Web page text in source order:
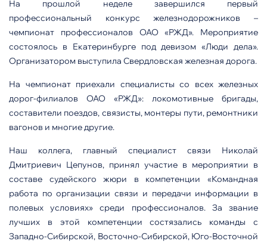
На прошлой неделе завершился первый
профессиональный конкурс железнодорожников –
чемпионат профессионалов ОАО «РЖД». Мероприятие
состоялось в Екатеринбурге под девизом «Люди дела».
Организатором выступила Свердловская железная дорога.
На чемпионат приехали специалисты со всех железных
дорог-филиалов ОАО «РЖД»: локомотивные бригады,
составители поездов, связисты, монтеры пути, ремонтники
вагонов и многие другие.
Наш коллега, главный специалист связи Николай
Дмитриевич Цепунов, принял участие в мероприятии в
составе судейского жюри в компетенции «Командная
работа по организации связи и передачи информации в
полевых условиях» среди профессионалов. За звание
лучших в этой компетенции состязались команды с
Западно-Сибирской, Восточно-Сибирской, Юго-Восточной